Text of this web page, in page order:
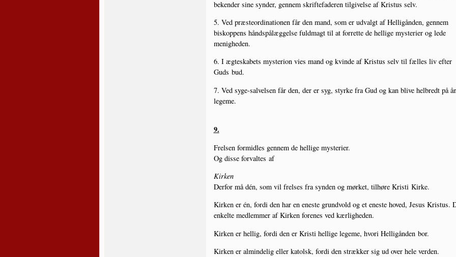
beken­der sine syn­der, gen­nem skrif­te­fa­de­ren til­gi­vel­se af Kristus selv.
5. Ved præ­ste­o­r­di­na­tio­nen får den mand, som er udvalgt af Hel­li­gån­den, gen­nem
biskop­pens hånd­spå­læg­gel­se fuld­magt til at for­ret­te de hel­li­ge myste­ri­er og lede
menigheden.
6. I ægte­ska­bets myste­rion vies mand og kvin­de af Kristus selv til fæl­les liv efter
Guds bud.
7. Ved syge-sal­vel­sen får den, der er syg, styr­ke fra Gud og kan bli­ve hel­bredt på
legeme.
9.
Frel­sen for­mid­les gen­nem de hel­li­ge mysterier.
Og dis­se for­val­tes af
Kir­ken
Der­for må dén, som vil frel­ses fra syn­den og mør­ket, til­hø­re Kri­sti Kirke.
Kir­ken er én, for­di den har en ene­ste grund­vold og et ene­ste hoved, Jesus Kristus.
enkel­te med­lem­mer af Kir­ken for­e­nes ved kærligheden.
Kir­ken er hel­lig, for­di den er Kri­sti hel­li­ge lege­me, hvori Hel­li­gån­den bor.
Kir­ken er almin­de­lig eller katolsk, for­di den stræk­ker sig ud over hele verden.